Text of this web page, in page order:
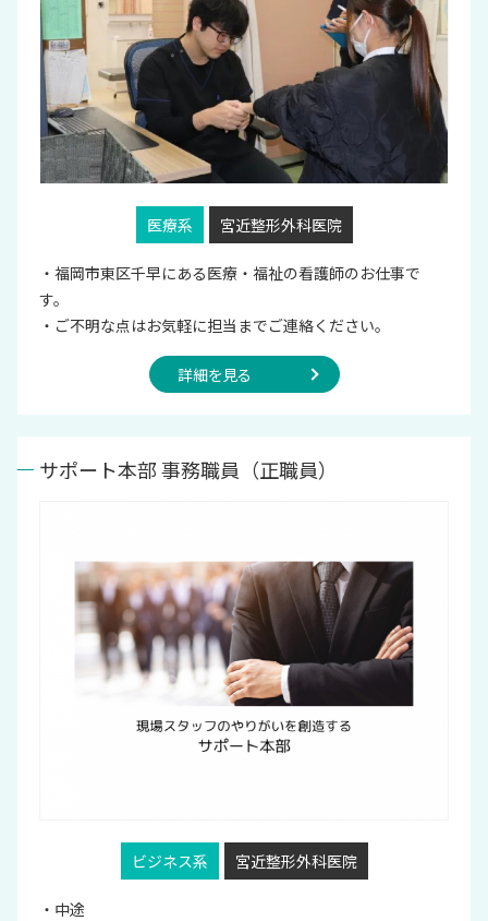
医療系 宮近整形外科医院
・福岡市東区千早にある医療・福祉の看護師のお仕事で
す。
・ご不明な点はお気軽に担当までご連絡ください。
詳細を見る
サポート本部 事務職員（正職員）
ビジネス系 宮近整形外科医院
・中途